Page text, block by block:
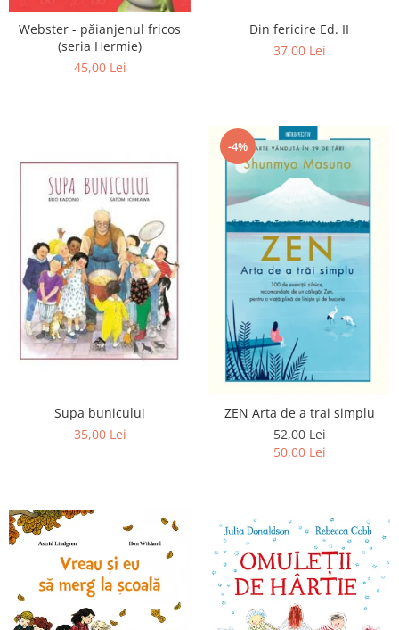
Webster - păianjenul fricos
(seria Hermie)
45,00 Lei
Din fericire Ed. II
37,00 Lei
Supa bunicului
35,00 Lei
-4%
ZEN Arta de a trai simplu
52,00 Lei
50,00 Lei